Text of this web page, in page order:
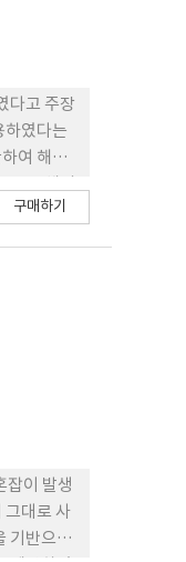
다고 주장
하였다는
여 해양
이용하
이례적
는 설이
구매하기
잡이 발생
그대로 사
기반으로